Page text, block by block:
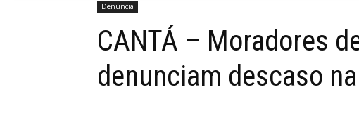
Denúncia
CANTÁ – Moradores
denunciam descaso